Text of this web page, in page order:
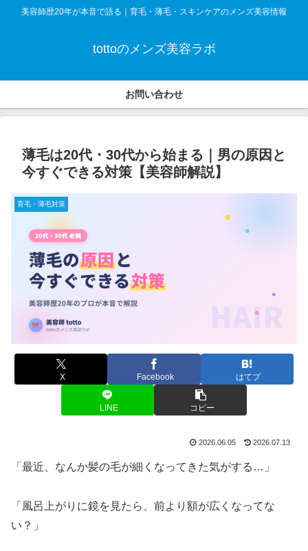
美容師歴20年が本音で語る｜育毛・薄毛・スキンケアのメンズ美容情報
tottoのメンズ美容ラボ
お問い合わせ
薄毛は20代・30代から始まる｜男の原因と
今すぐできる対策【美容師解説】
育毛・薄毛対策
X Facebook はてブ
LINE コピー
2026.06.05 2026.07.13
「最近、なんか髪の毛が細くなってきた気がする…」
「風呂上がりに鏡を見たら、前より額が広くなってな
い？」